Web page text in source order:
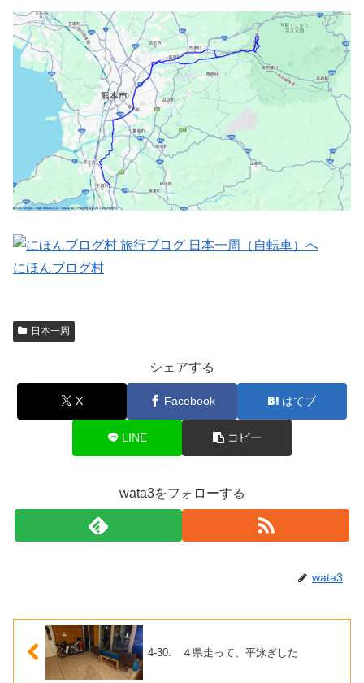
にほんブログ村
日本一周
シェアする
X Facebook はてブ
LINE コピー
wata3をフォローする
wata3
4-30. ４県走って、平泳ぎした